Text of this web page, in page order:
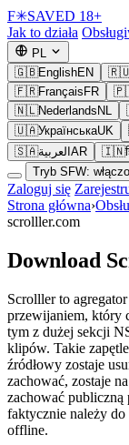
F✳SAVED 18+
Jak to działa
PL
🇬🇧EnglishEN
🇫🇷Français FR
🇳🇱Nederlands NL
🇺🇦УкраїнськаUK
🇸🇦العربية AR 🇮🇳
Tryb SFW:
Zaloguj się
Strona główna›
scrolller.com
Download
Scrolller to
przewijaniem, który
tym z dużej sekcji
klipów. Takie
źródłowy zostaje
zachować, zostaje
zachować
faktycznie należy
offline.